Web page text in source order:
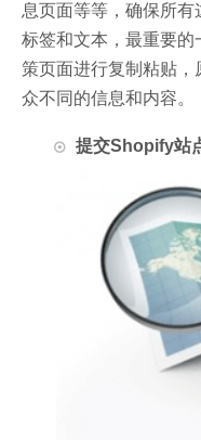
息页面等等，确保所
标签和文本，最重要的
策页面进行复制粘贴
众不同的信息和内容。
提交Shopify站